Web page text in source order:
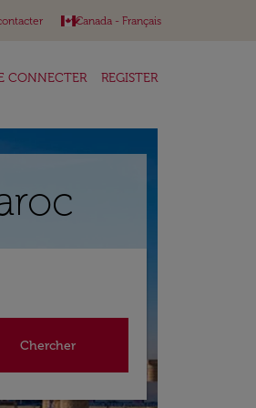
Canada - Français
keyboard_arrow_down
CONNECTER REGISTER
Chercher